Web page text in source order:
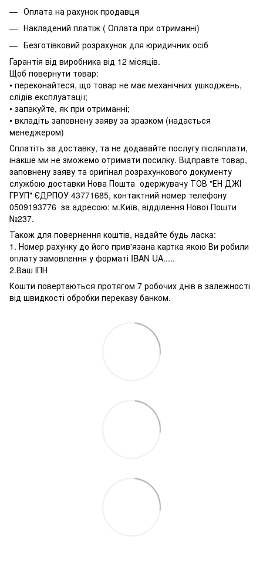
Оплата на рахунок продавця
Накладений платіж ( Оплата при отриманні)
Безготівковий розрахунок для юридичних осіб
Гарантія від виробника від 12 місяців.
Щоб повернути товар:
• переконайтеся, що товар не має механічних ушкоджень,
слідів експлуатації;
• запакуйте, як при отриманні;
• вкладіть заповнену заяву за зразком (надається
менеджером)
Сплатіть за доставку, та не додавайте послугу післяплати,
інакше ми не зможемо отримати посилку. Відправте товар,
заповнену заяву та оригінал розрахункового документу
службою доставки Нова Пошта одержувачу ТОВ "ЕН ДЖІ
ГРУП" ЄДРПОУ 43771685, контактний номер телефону
0509193776 за адресою: м.Київ, відділення Нової Пошти
№237.
Також для повернення коштів, надайте будь ласка:
1. Номер рахунку до його прив'язана картка якою Ви робили
оплату замовлення у форматі IBAN UA.....
2.Ваш ІПН
Кошти повертаються протягом 7 робочих днів в залежності
від швидкості обробки переказу банком.